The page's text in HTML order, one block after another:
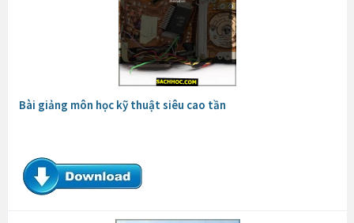
Bài giảng môn học kỹ thuật siêu cao tần